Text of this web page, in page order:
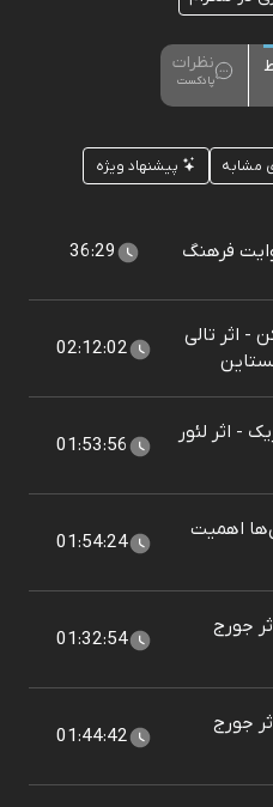
نظرات
پادکست
مشابه پیشنهاد ویژه
فرهنگ 36:29
- اثر تالی
02:12:02
- اثر لئور
01:53:56
اهمیت
01:54:24
جورج
01:32:54
جورج
01:44:42